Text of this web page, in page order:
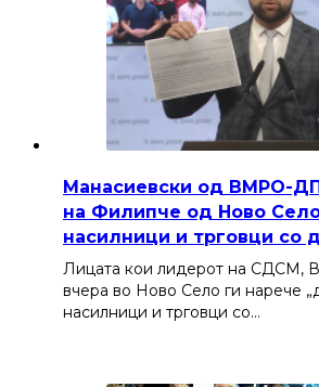
Манасиевски од ВМРО-
на Филипче од Ново
насилници и трговци со
Лицата кои лидерот на СДСМ,
вчера во Ново Село ги нарече
насилници и трговци со…